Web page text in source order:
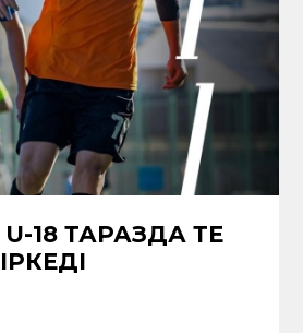
18 ТАРАЗДА ТЕҢ